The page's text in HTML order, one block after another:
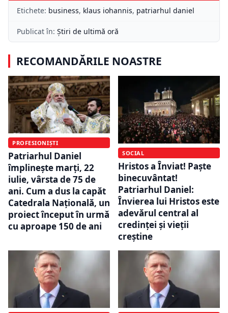
Etichete: business, klaus iohannis, patriarhul daniel
Publicat în: Știri de ultimă oră
RECOMANDĂRILE NOASTRE
PROFESIONIȘTI
Patriarhul Daniel
împlinește marți, 22
iulie, vârsta de 75 de
ani. Cum a dus la capăt
Catedrala Națională, un
proiect început în urmă
cu aproape 150 de ani
SOCIAL
Hristos a Înviat! Paște
binecuvântat!
Patriarhul Daniel:
Învierea lui Hristos este
adevărul central al
credinţei şi vieţii
creștine